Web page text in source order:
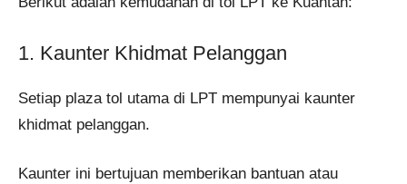
1. Kaunter Khidmat Pelanggan
Setiap plaza tol utama di LPT mempunyai kaunter
khidmat pelanggan.
Kaunter ini bertujuan memberikan bantuan atau